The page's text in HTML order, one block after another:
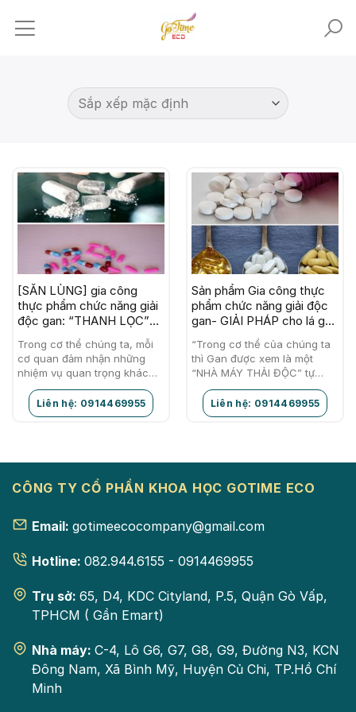
[SĂN LÙNG] gia công
thực phẩm chức năng giải
độc gan: “THANH LỌC”
cơ thể từ bên trong
Trong cơ thể chúng ta, mỗi
cơ quan đảm nhận những
nhiệm vụ quan trọng khác
nhau và gan là một cơ quan
hoạt động khá chăm chỉ…
Liên hệ: 0914469955
Sản phẩm Gia công thực
phẩm chức năng giải độc
gan- GIẢI PHÁP cho lá gan
“Trong cơ thể của chúng ta
thì Gan được xem là một
“NHÀ MÁY THẢI ĐỘC” tự
nhiên”. Nó sẽ giúp đào thải,
lọc sạch hay loại bỏ…
Liên hệ: 0914469955
CÔNG TY CỔ PHẦN KHOA HỌC GOTIME ECO
Email: gotimeecocompany@gmail.com
Hotline: 082.944.6155 - 0914469955
Trụ sở: 65, D4, KDC Cityland, P.5, Quận Gò Vấp,
TPHCM ( Gần Emart)
Nhà máy: C-4, Lô G6, G7, G8, G9, Đường N3, KCN
Đông Nam, Xã Bình Mỹ, Huyện Củ Chi, TP.Hồ Chí
Minh